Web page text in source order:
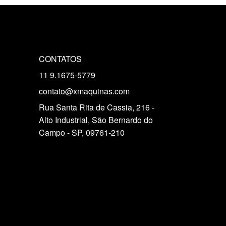
CONTATOS
11 9.1675-5779
contato@xmaquinas.com
Rua Santa Rita de Cassia, 216 -
Alto Industrial, São Bernardo do
Campo - SP, 09761-210